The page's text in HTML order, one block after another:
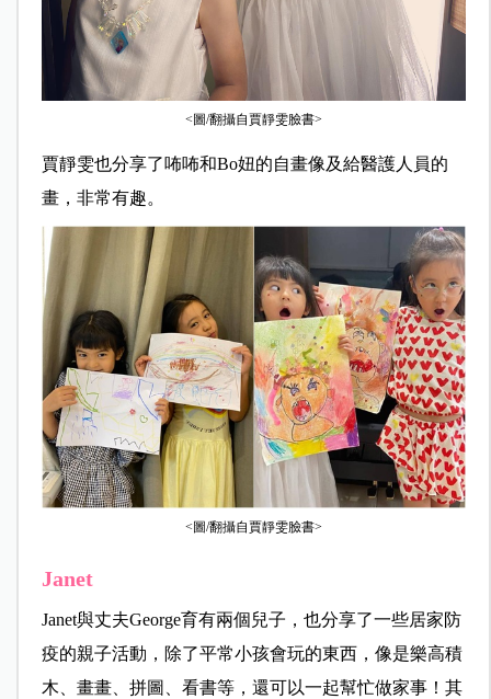
<圖/翻攝自賈靜雯臉書>
賈靜雯也分享了咘咘和Bo妞的自畫像及給醫護人員的
畫，非常有趣。
<圖/翻攝自賈靜雯臉書>
Janet
Janet與丈夫George育有兩個兒子，也分享了一些居家防
疫的親子活動，除了平常小孩會玩的東西，像是樂高積
木、畫畫、拼圖、看書等，還可以一起幫忙做家事！其